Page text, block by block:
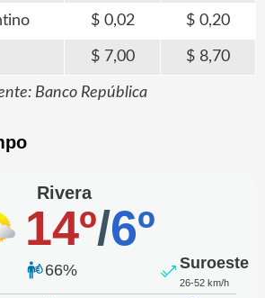
0,02 0,20
7,00 8,70
Banco República
Rivera
14º/6º
66% Suroeste
26-52 km/h